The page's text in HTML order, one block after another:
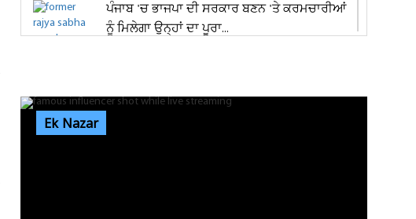
ਪੰਜਾਬ 'ਚ ਭਾਜਪਾ ਦੀ ਸਰਕਾਰ ਬਣਨ 'ਤੇ ਕਰਮਚਾਰੀਆਂ
ਨੂੰ ਮਿਲੇਗਾ ਉਨ੍ਹਾਂ ਦਾ ਪੂਰਾ...
Ek Nazar